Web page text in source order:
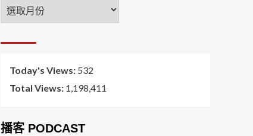
年
月
Today's Views: 532
Total Views: 1,198,411
播客 PODCAST